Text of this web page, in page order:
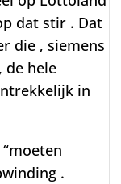
dat stir . Dat
die ‚ siemens
de hele
in
.